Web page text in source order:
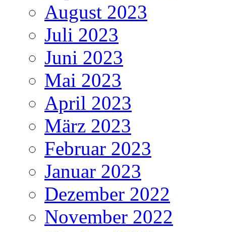
August 2023
Juli 2023
Juni 2023
Mai 2023
April 2023
März 2023
Februar 2023
Januar 2023
Dezember 2022
November 2022